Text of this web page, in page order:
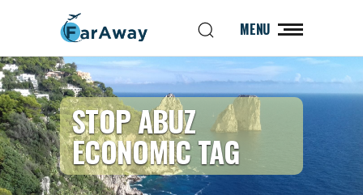
MENU
STOP ABUZ
ECONOMIC TAG